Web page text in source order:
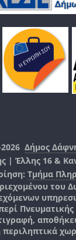
Δήμος
| Έλλης 16 &
Τμήμα
του
περί